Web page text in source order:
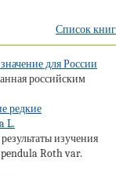
Список книг
для России
российским
редкие
L.
изучения
Roth var.